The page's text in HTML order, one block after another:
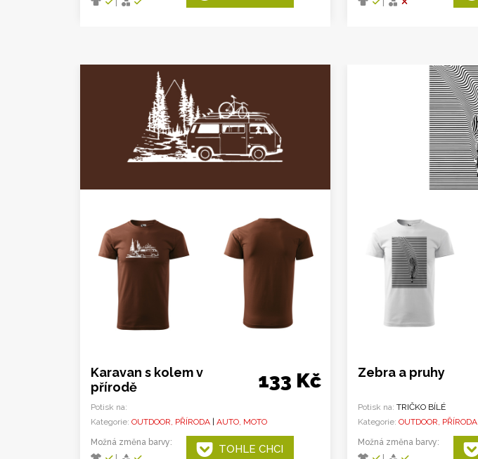
Karavan s kolem v
přírodě
133 Kč
Potisk na:
Kategorie: OUTDOOR, PŘÍRODA AUTO, MOTO
Možná změna barvy:
TOHLE CHCI
Zebra a pruhy
Potisk na: TRIČKO BÍLÉ
Kategorie: OUTDOOR, PŘÍRODA
Možná změna barvy: